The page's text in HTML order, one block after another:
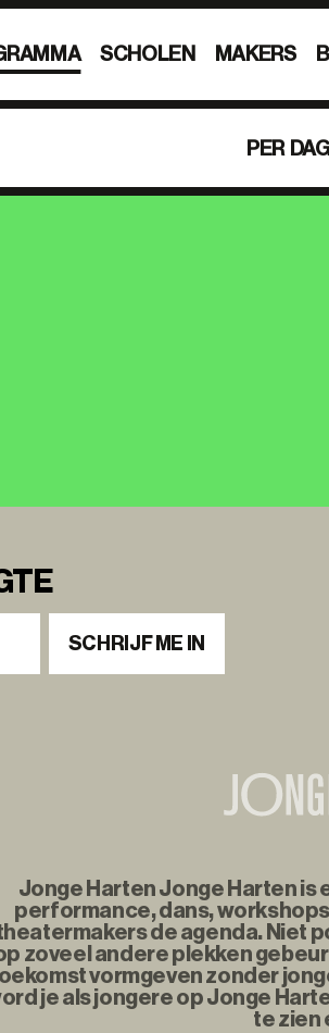
SCHOLEN MAKERS
PER DAG
SCHRIJF ME IN
Jonge Harten Jonge Harten
performance, dans,
de agenda. Niet
zoveel andere plekken
vormgeven zonder
je als jongere op Jonge
te zien